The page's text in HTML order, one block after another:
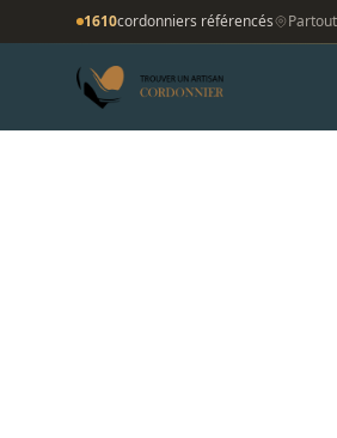
1610cordonniers référencés